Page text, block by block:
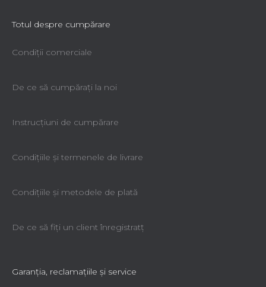
Totul despre cumpărare
Condiții comerciale
De ce să cumpăraţi la noi
Instrucțiuni de cumpărare
Condiţiile şi termenele de livrare
Condiţiile şi metodele de plată
De ce să fiţi un client înregistratţ
Garanţia, reclamaţiile şi service